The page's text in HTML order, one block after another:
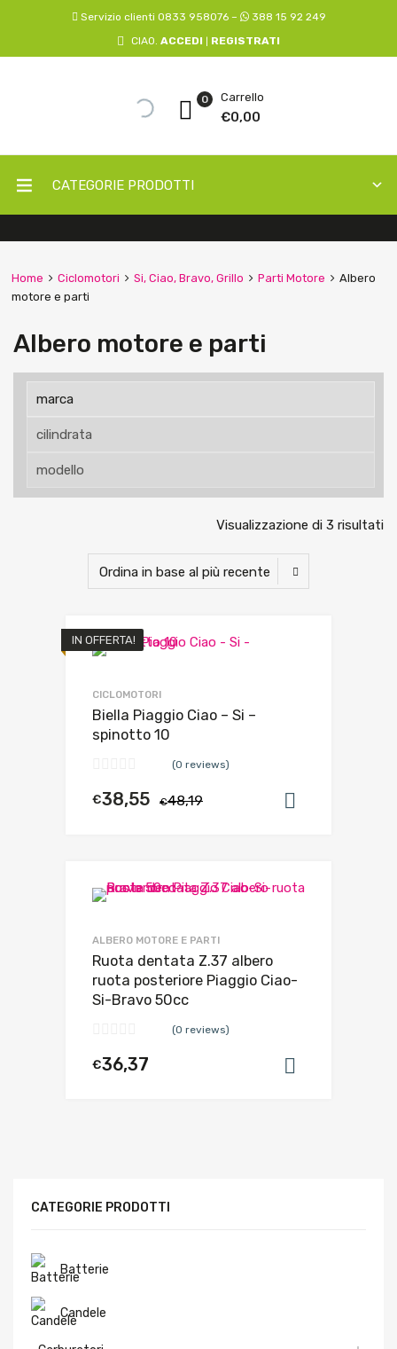
Servizio clienti 0833 958076 –
388 15 92 249
CIAO. ACCEDI REGISTRATI
Carrello
€0,00
0
CATEGORIE PRODOTTI
Home Ciclomotori Si, Ciao, Bravo, Grillo Parti Motore
Albero
motore e parti
Albero motore e parti
Visualizzazione di 3 risultati
IN OFFERTA!
CICLOMOTORI
Biella Piaggio Ciao – Si –
spinotto 10
(0 reviews)
€48,19
€38,55
ALBERO MOTORE E PARTI
Ruota dentata Z.37 albero
ruota posteriore Piaggio Ciao-
Si-Bravo 50cc
(0 reviews)
€36,37
CATEGORIE PRODOTTI
Batterie
Candele